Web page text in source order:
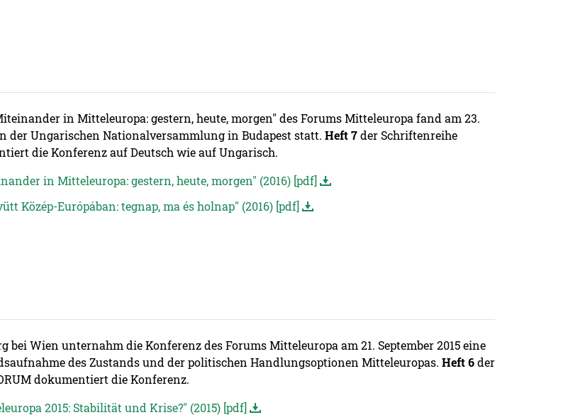
in Mitteleuropa: gestern, heute, morgen" des Forums Mitteleuropa fand am 23.
der Ungarischen Nationalversammlung in Budapest statt. Heft 7der Schriftenreihe
die Konferenz auf Deutsch wie auf Ungarisch.
in Mitteleuropa: gestern, heute, morgen" (2016) [pdf]
Közép-Európában: tegnap, ma és holnap" (2016) [pdf]
bei Wien unternahm die Konferenz des Forums Mitteleuropa am 21. September 2015 eine
des Zustands und der politischen Handlungsoptionen Mitteleuropas. Heft 6der
dokumentiert die Konferenz.
2015: Stabilität und Krise?" (2015) [pdf]